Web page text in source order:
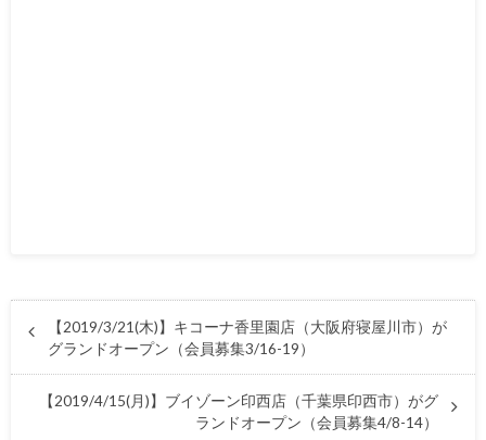
【2019/3/21(木)】キコーナ香里園店（大阪府寝屋川市）が
グランドオープン（会員募集3/16-19）
【2019/4/15(月)】ブイゾーン印西店（千葉県印西市）がグ
ランドオープン（会員募集4/8-14）